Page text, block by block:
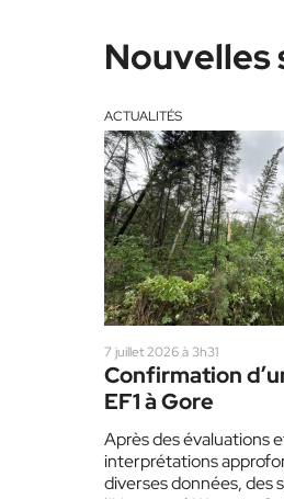
Nouvelles
ACTUALITÉS
7 juillet 2026 à 3h31
Confirmation
EF1 à Gore
Après des évaluations
interprétations
diverses données, des